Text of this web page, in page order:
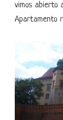
vimos abierto
Apartamento